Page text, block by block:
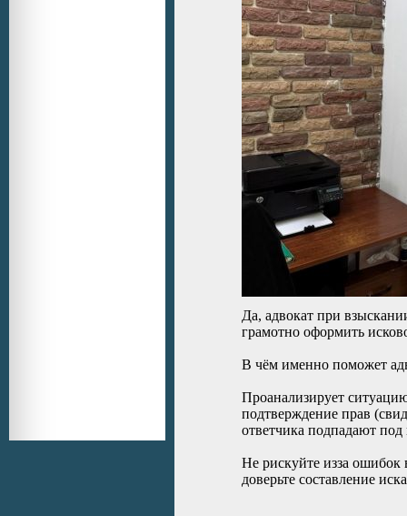
Да, адвокат при
грамотно оформить
В чём именно поможет
Проанализирует
подтверждение прав
ответчика подпадают
Не рискуйте изза ошибок
доверьте составление